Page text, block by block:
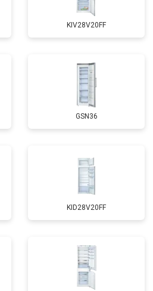
KIV28V20FF
GSN36
KID28V20FF